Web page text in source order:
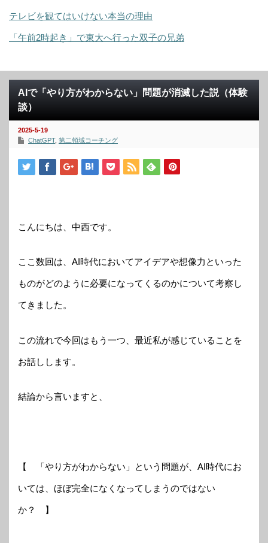
テレビを観てはいけない本当の理由
「午前2時起き」で東大へ行った双子の兄弟
AIで「やり方がわからない」問題が消滅した説（体験
談）
2025-5-19
ChatGPT, 第二領域コーチング
こんにちは、中西です。
ここ数回は、AI時代においてアイデアや想像力といった
ものがどのように必要になってくるのかについて考察し
てきました。
この流れで今回はもう一つ、最近私が感じていることを
お話しします。
結論から言いますと、
【 「やり方がわからない」という問題が、AI時代にお
いては、ほぼ完全になくなってしまうのではない
か？ 】